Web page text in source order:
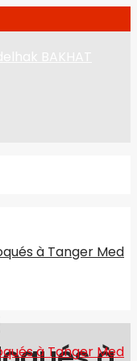
BAKHAT